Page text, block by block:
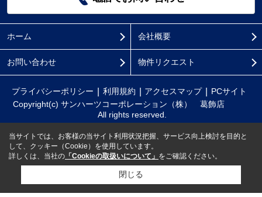
ホーム 会社概要
お問い合わせ 物件リクエスト
プライバシーポリシー 利用規約 アクセスマップ
PCサイト
Copyright(c) サンハーツコーポレーション（株） 葛飾店
All rights reserved.
当サイトでは、お客様の当サイト利用状況把握、サービス向上検討を目的と
して、クッキー（Cookie）を使用しています。
詳しくは、当社の 「Cookieの取扱いについて」 をご確認ください。
閉じる